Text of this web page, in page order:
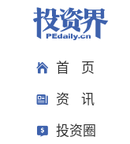
首 页
资 讯
投资圈